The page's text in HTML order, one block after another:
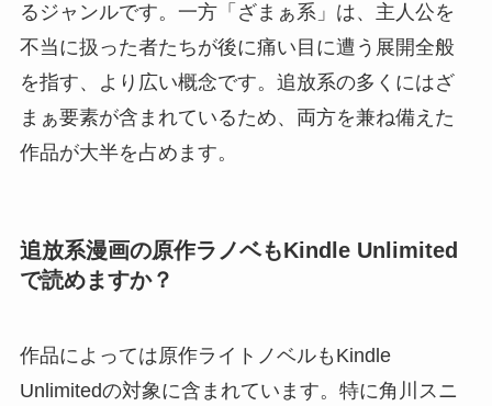
るジャンルです。一方「ざまぁ系」は、主人公を
不当に扱った者たちが後に痛い目に遭う展開全般
を指す、より広い概念です。追放系の多くにはざ
まぁ要素が含まれているため、両方を兼ね備えた
作品が大半を占めます。
追放系漫画の原作ラノベもKindle Unlimited
で読めますか？
作品によっては原作ライトノベルもKindle
Unlimitedの対象に含まれています。特に角川スニ